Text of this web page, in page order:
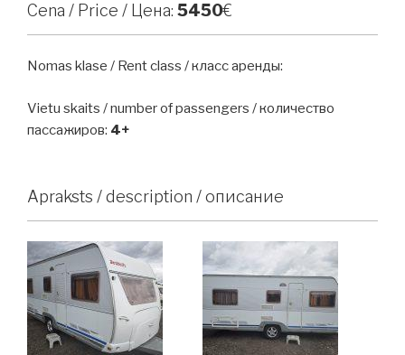
Cena / Price / Цена: 5450€
Nomas klase / Rent class / класс аренды:
Vietu skaits / number of passengers / количество
пассажиров: 4+
Apraksts / description / описание